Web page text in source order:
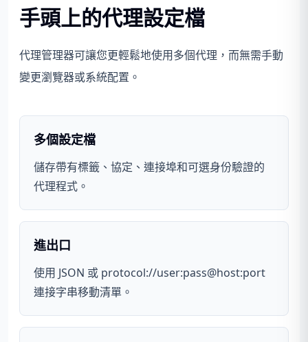
手頭上的代理設定檔
代理管理器可讓您更輕鬆地使用多個代理，而無需手動
變更瀏覽器或系統配置。
多個設定檔
儲存帶有標籤、協定、連接埠和可選身份驗證的
代理程式。
進出口
使用 JSON 或 protocol://user:pass@host:port
連接字串移動清單。